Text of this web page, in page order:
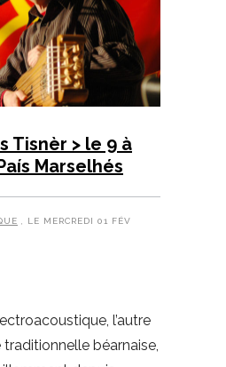
Tisnèr > le 9 à
Marselhés
, LE MERCREDI 01 FÉV
l’autre
béarnaise,